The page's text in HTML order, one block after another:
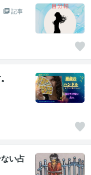
記事
い占